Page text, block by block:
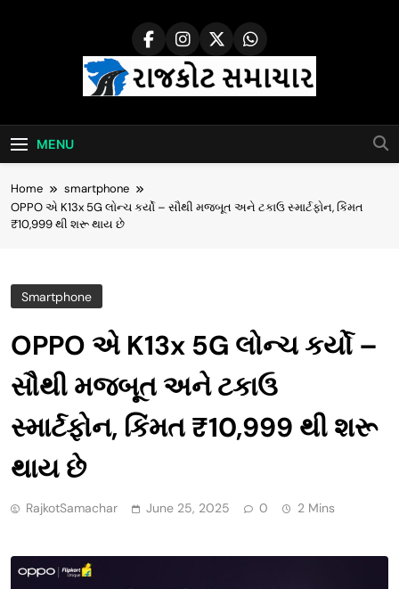
Rajkot Samachar
MENU
Home
smartphone
OPPO એ K13x 5G લોન્ચ કર્યો – સૌથી મજબૂત અને ટકાઉ સ્માર્ટફોન, કિંમત
₹10,999 થી શરૂ થાય છે
Smartphone
OPPO એ K13x 5G લોન્ચ કર્યો –
સૌથી મજબૂત અને ટકાઉ
સ્માર્ટફોન, કિંમત ₹10,999 થી શરૂ
થાય છે
RajkotSamachar June 25, 2025 0 2 Mins